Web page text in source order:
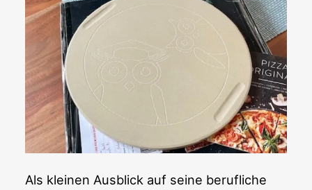
Als kleinen Ausblick auf seine berufliche